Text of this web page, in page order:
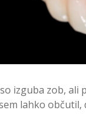
izguba zob, ali
lahko